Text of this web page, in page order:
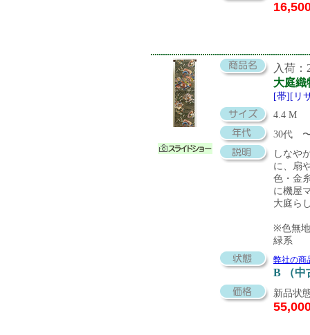
入荷：
大庭織
[帯][リ
4.4 M
30代
しなや
に、扇
色・金
に機屋
大庭ら
※色無
緑系
弊社の商
B （中
新品状